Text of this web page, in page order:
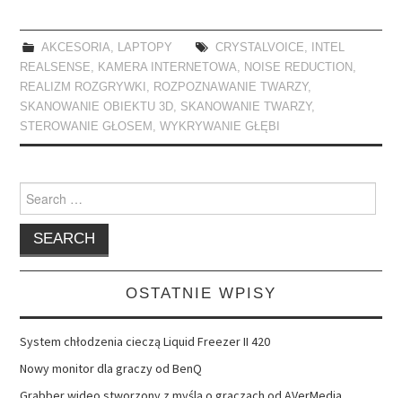
AKCESORIA, LAPTOPY CRYSTALVOICE,
INTEL
REALSENSE, KAMERA INTERNETOWA, NOISE REDUCTION ,
REALIZM ROZGRYWKI , ROZPOZNAWANIE TWARZY,
SKANOWANIE OBIEKTU 3D, SKANOWANIE TWARZY,
STEROWANIE GŁOSEM ,WYKRYWANIE GŁĘBI
Search
for:
OSTATNIE WPISY
System chłodzenia cieczą Liquid Freezer II 420
Nowy monitor dla graczy od BenQ